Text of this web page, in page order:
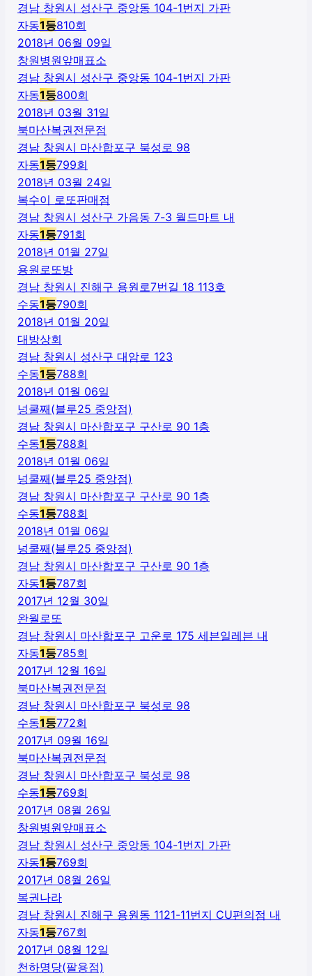
경남 창원시 성산구 중앙동 104-1번지 가판
자동1등810회
2018년 06월 09일
창원병원앞매표소
경남 창원시 성산구 중앙동 104-1번지 가판
자동1등800회
2018년 03월 31일
북마산복권전문점
경남 창원시 마산합포구 북성로 98
자동1등799회
2018년 03월 24일
복수이 로또판매점
경남 창원시 성산구 가음동 7-3 월드마트 내
자동1등791회
2018년 01월 27일
용원로또방
경남 창원시 진해구 용원로7번길 18 113호
수동1등790회
2018년 01월 20일
대방상회
경남 창원시 성산구 대암로 123
수동1등788회
2018년 01월 06일
넝쿨째(블루25 중앙점)
경남 창원시 마산합포구 구산로 90 1층
수동1등788회
2018년 01월 06일
넝쿨째(블루25 중앙점)
경남 창원시 마산합포구 구산로 90 1층
수동1등788회
2018년 01월 06일
넝쿨째(블루25 중앙점)
경남 창원시 마산합포구 구산로 90 1층
자동1등787회
2017년 12월 30일
완월로또
경남 창원시 마산합포구 고운로 175 세븐일레븐 내
자동1등785회
2017년 12월 16일
북마산복권전문점
경남 창원시 마산합포구 북성로 98
수동1등772회
2017년 09월 16일
북마산복권전문점
경남 창원시 마산합포구 북성로 98
수동1등769회
2017년 08월 26일
창원병원앞매표소
경남 창원시 성산구 중앙동 104-1번지 가판
자동1등769회
2017년 08월 26일
복권나라
경남 창원시 진해구 용원동 1121-11번지 CU편의점 내
자동1등767회
2017년 08월 12일
천하명당(팔용점)